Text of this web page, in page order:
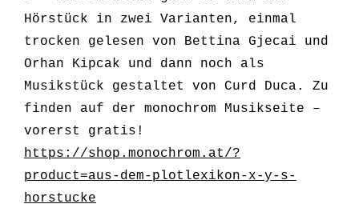
Hörstück in zwei Varianten, einmal
trocken gelesen von Bettina Gjecai und
Orhan Kipcak und dann noch als
Musikstück gestaltet von Curd Duca. Zu
finden auf der monochrom Musikseite –
vorerst gratis!
https://shop.monochrom.at/?
product=aus-dem-plotlexikon-x-y-s-
horstucke